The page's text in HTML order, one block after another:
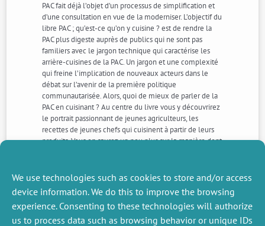
We use technologies such as cookies to store and/or access
device information. We do this to improve the browsing
experience. Consenting to these technologies will authorize
us to process data such as browsing behavior or unique IDs
PAC fait déjà l’objet d’un processus de simplification et
d’une consultation en vue de la moderniser. L’objectif du
libre PAC ; qu’est-ce qu’on y cuisine ? est de rendre la
PAC plus digeste auprès de publics qui ne sont pas
familiers avec le jargon technique qui caractérise les
arrière-cuisines de la PAC. Un jargon et une complexité
qui freine l’implication de nouveaux acteurs dans le
débat sur l’avenir de la première politique
communautarisée. Alors, quoi de mieux de parler de la
PAC en cuisinant ? Au centre du livre vous y découvrirez
le portrait passionnant de jeunes agriculteurs, les
recettes de jeunes chefs qui cuisinent à partir de leurs
produits. Vous en saurez un peu plus sur la manière dont
France, Allemagne, Pays-Bas, Italie, Pologne, Ecosse.
NEXT
NEWS
PREVIOUS
NEWS